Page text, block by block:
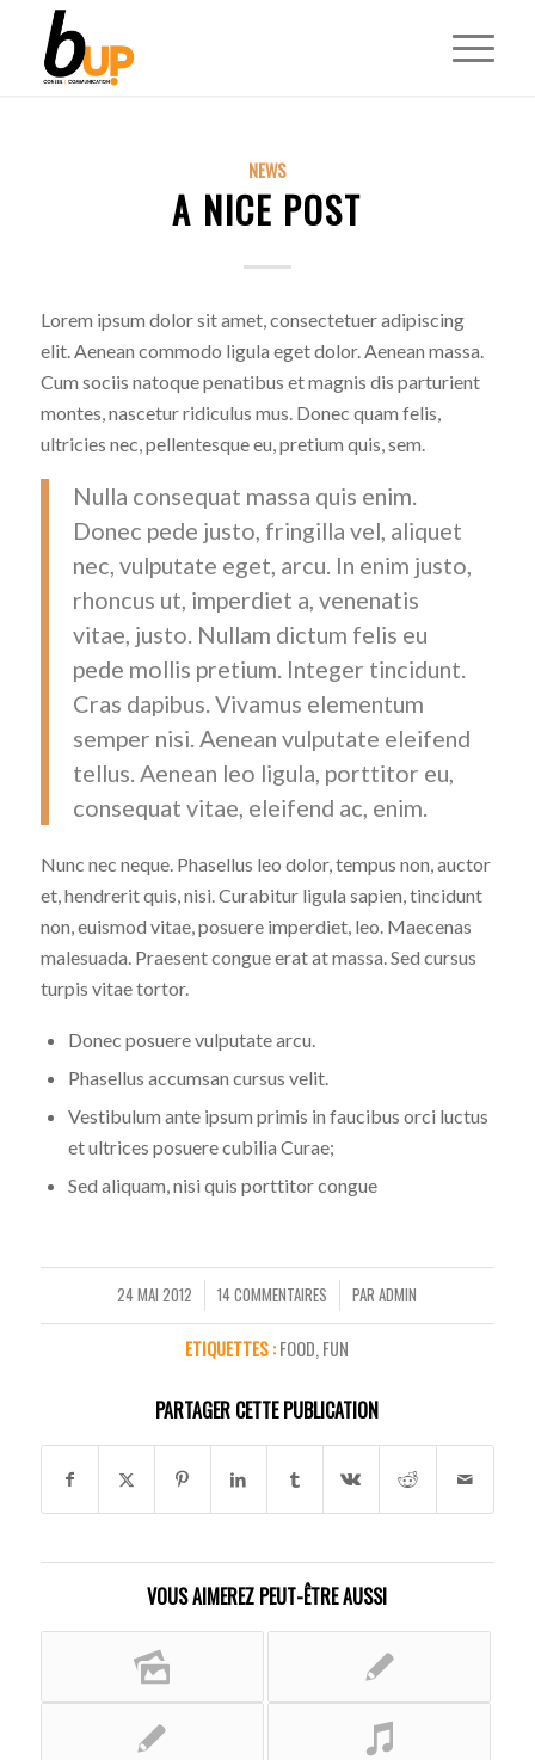
NEWS
A NICE POST
Lorem ipsum dolor sit amet, consectetuer adipiscing
elit. Aenean commodo ligula eget dolor. Aenean massa.
Cum sociis natoque penatibus et magnis dis parturient
montes, nascetur ridiculus mus. Donec quam felis,
ultricies nec, pellentesque eu, pretium quis, sem.
Nulla consequat massa quis enim.
Donec pede justo, fringilla vel, aliquet
nec, vulputate eget, arcu. In enim justo,
rhoncus ut, imperdiet a, venenatis
vitae, justo. Nullam dictum felis eu
pede mollis pretium. Integer tincidunt.
Cras dapibus. Vivamus elementum
semper nisi. Aenean vulputate eleifend
tellus. Aenean leo ligula, porttitor eu,
consequat vitae, eleifend ac, enim.
Nunc nec neque. Phasellus leo dolor, tempus non, auctor
et, hendrerit quis, nisi. Curabitur ligula sapien, tincidunt
non, euismod vitae, posuere imperdiet, leo. Maecenas
malesuada. Praesent congue erat at massa. Sed cursus
turpis vitae tortor.
Donec posuere vulputate arcu.
Phasellus accumsan cursus velit.
Vestibulum ante ipsum primis in faucibus orci luctus
et ultrices posuere cubilia Curae;
Sed aliquam, nisi quis porttitor congue
24 MAI 2012
/ 14 COMMENTAIRES
/ PARADMIN
ETIQUETTES :FOOD, FUN
PARTAGER CETTE PUBLICATION
VOUS AIMEREZ PEUT-ÊTRE AUSSI